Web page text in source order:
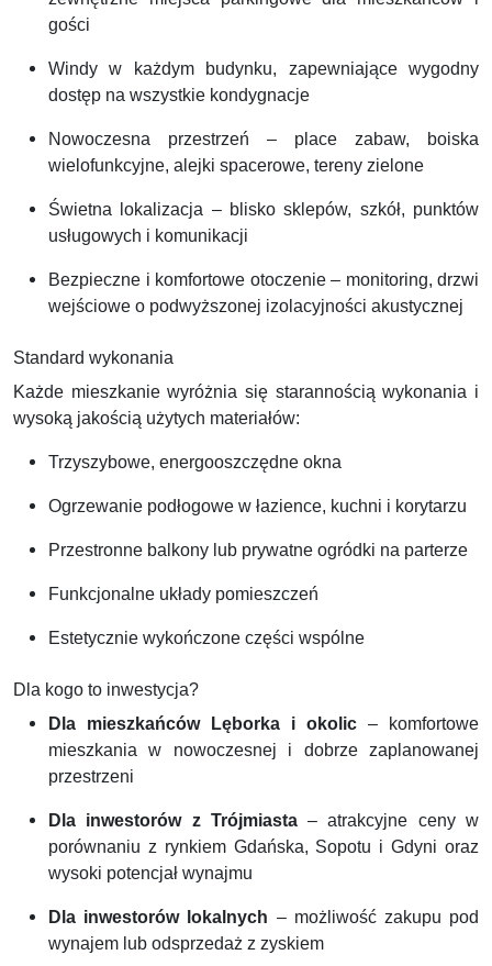
gości
Windy w każdym budynku, zapewniające wygodny
dostęp na wszystkie kondygnacje
Nowoczesna przestrzeń – place zabaw, boiska
wielofunkcyjne, alejki spacerowe, tereny zielone
Świetna lokalizacja – blisko sklepów, szkół, punktów
usługowych i komunikacji
Bezpieczne i komfortowe otoczenie – monitoring, drzwi
wejściowe o podwyższonej izolacyjności akustycznej
Standard wykonania
Każde mieszkanie wyróżnia się starannością wykonania i
wysoką jakością użytych materiałów:
Trzyszybowe, energooszczędne okna
Ogrzewanie podłogowe w łazience, kuchni i korytarzu
Przestronne balkony lub prywatne ogródki na parterze
Funkcjonalne układy pomieszczeń
Estetycznie wykończone części wspólne
Dla kogo to inwestycja?
Dla mieszkańców Lęborka i okolic – komfortowe
mieszkania w nowoczesnej i dobrze zaplanowanej
przestrzeni
Dla inwestorów z Trójmiasta– atrakcyjne ceny w
porównaniu z rynkiem Gdańska, Sopotu i Gdyni oraz
wysoki potencjał wynajmu
Dla inwestorów lokalnych – możliwość zakupu pod
wynajem lub odsprzedaż z zyskiem